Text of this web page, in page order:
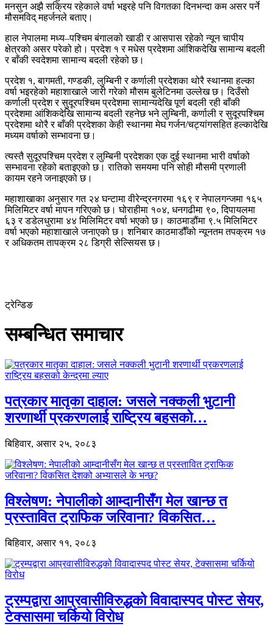
मनसुन अझै सक्रिय रहेकाले वर्षा भइरहे पनि विगतका दिनभन्दा कम असर पर्ने
मौसमविद् महर्जनले बताए।
हाल नेपालमा मध्य–पश्चिम बंगालको खाडी र आसपास रहेको न्यून चापीय
क्षेत्रको असर परेको हो। प्रदेश १ र मधेस प्रदेशमा आंशिकदेखि सामान्य बदली
र बाँकी स्वदेशमा सामान्य बदली रहेको छ।
प्रदेश १, बागमती, गण्डकी, लुम्बिनी र कर्णाली प्रदेशका थोरै स्थानमा हल्का
वर्षा भइरहेको महाशाखाले जारी गरेको मौसम बुलेटिनमा उल्लेख छ। दिउँसो
कर्णाली प्रदेश र सुदूरपश्चिम प्रदेशमा सामान्यदेखि पूर्ण बदली रही बाँकी
प्रदेशमा आंशिकदेखि सामान्य बदली रहनेछ भने लुम्बिनी, कर्णाली र सुदूरपश्चिम
प्रदेशमा थोरै र बाँकी प्रदेशका केही स्थानमा मेघ गर्जन/चट्यांगसहित हल्कादेखि
मध्यम वर्षाको सम्भावना छ।
त्यस्तै सुदूरपश्चिम प्रदेश र लुम्बिनी प्रदेशका एक दुई स्थानमा भारी वर्षाको
सम्भावना रहेको बताइएको छ। रातिको समयमा पनि सोही मौसमी प्रणाली
कायम रहने जनाइएको छ।
महाशाखाका अनुसार गत २४ घन्टामा वीरेन्द्रनगरमा १६९ र नेपालगन्जमा १६५
मिलिमिटर वर्षा मापन गरिएको छ। घोराहीमा १०४, धनगढीमा ९०, दिपायलमा
६३ र डडेलधुरामा ४४ मिलिमिटर वर्षा भएको छ। काठमाडौंमा ९.५ मिलिमिटर
वर्षा भएको महाशाखाले जनाएको छ। शनिबार काठमाडौँको न्यूनतम तपक्रम १७
र अधिकतम तापक्रम २८ डिग्री सेल्सियस छ।
ट्रेन्डिङ
सम्बन्धित समाचार
पत्रकार मातृका दाहाल: जसले नक्कली भुटानी
शरणार्थी प्रकरणलाई राष्ट्रिय बहसको…
बिहिवार, असार २५, २०८३
विश्लेषण: नेपालीको आम्दानीसँग मेल खान्छ त
प्रस्तावित ट्राफिक जरिवाना? विकसित…
बिहिवार, असार ११, २०८३
ट्रम्पद्वारा आप्रवासीविरुद्धको विवादास्पद पोस्ट सेयर,
टेक्सासमा चर्कियो विरोध